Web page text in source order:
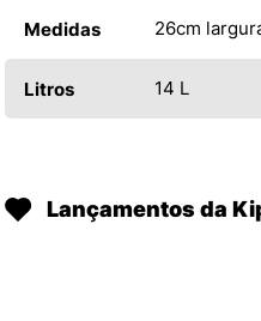
Medidas 26cm
Litros 14 L
Lançamentos da